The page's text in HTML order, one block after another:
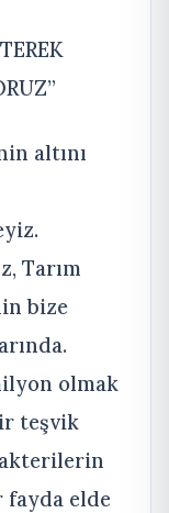
altını
Tarım
bize
olmak
teşvik
fayda elde